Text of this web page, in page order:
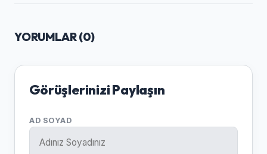
YORUMLAR (0)
Görüşlerinizi Paylaşın
AD SOYAD